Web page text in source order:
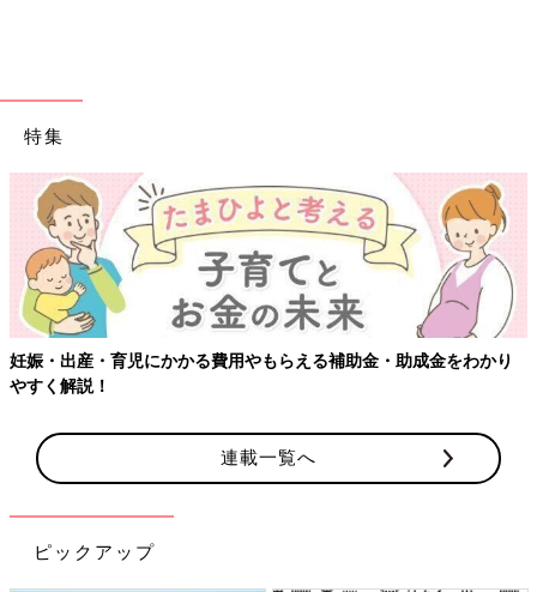
特集
妊娠・出産・育児にかかる費用やもらえる補助金・助成金をわかり
やすく解説！
連載一覧へ
ピックアップ